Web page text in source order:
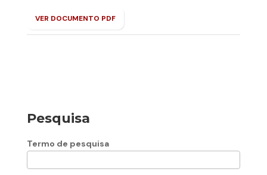
VER DOCUMENTO PDF
Pesquisa
Termo de pesquisa